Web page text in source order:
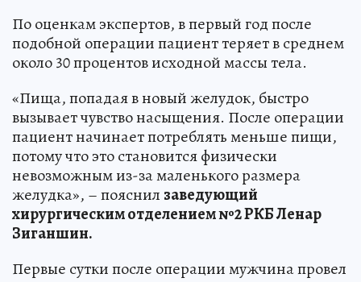
По оценкам экспертов, в первый год после
подобной операции пациент теряет в среднем
около 30 процентов исходной массы тела.
«Пища, попадая в новый желудок, быстро
вызывает чувство насыщения. После операции
пациент начинает потреблять меньше пищи,
потому что это становится физически
невозможным из-за маленького размера
желудка», – пояснил заведующий
хирургическим отделением №2 РКБ Ленар
Зиганшин.
Первые сутки после операции мужчина провел